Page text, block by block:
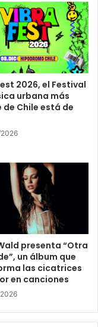
2026, el Festival
urbana más
de Chile está de
presenta “Otra
un álbum que
las cicatrices
en canciones